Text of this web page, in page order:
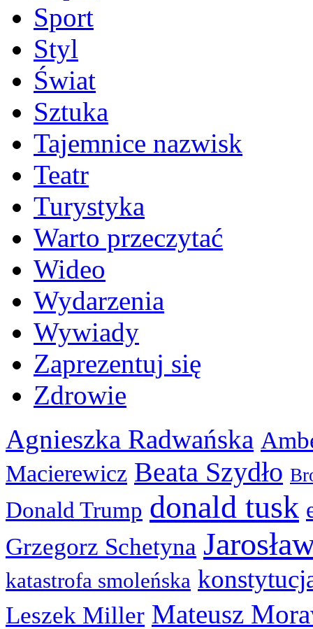
Sport
Styl
Świat
Sztuka
Tajemnice nazwisk
Teatr
Turystyka
Warto przeczytać
Wideo
Wydarzenia
Wywiady
Zaprezentuj się
Zdrowie
Agnieszka Radwańska
Macierewicz Beata Szydło
Donald Trump donald tusk
Grzegorz Schetyna
katastrofa smoleńska
Leszek Miller Mateusz